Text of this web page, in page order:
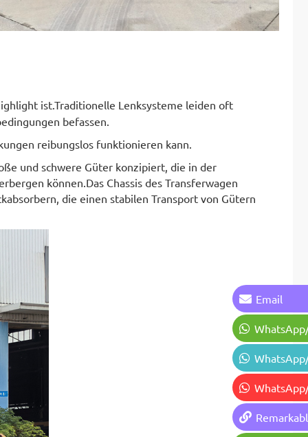
ist.Traditionelle Lenksysteme leiden oft
befassen.
reibungslos funktionieren kann.
und schwere Güter konzipiert, die in der
können.Das Chassis des Transferwagen
die einen stabilen Transport von Gütern
Email